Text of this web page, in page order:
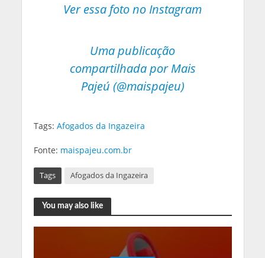
Ver essa foto no Instagram
Uma publicação
compartilhada por Mais
Pajeú (@maispajeu)
Tags: Afogados da Ingazeira
Fonte: maispajeu.com.br
Tags Afogados da Ingazeira
You may also like